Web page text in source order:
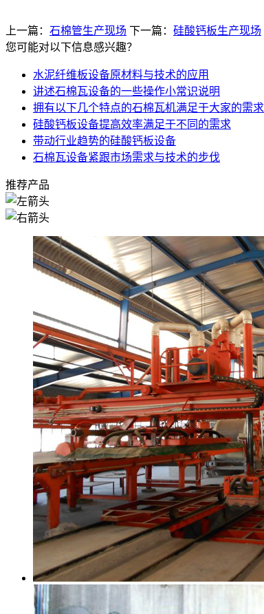
上一篇： 石棉管生产现场 下一篇： 硅酸钙板生产现场
您可能对以下信息感兴趣？
水泥纤维板设备原材料与技术的应用
讲述石棉瓦设备的一些操作小常识说明
拥有以下几个特点的石棉瓦机满足于大家的需求
硅酸钙板设备提高效率满足于不同的需求
带动行业趋势的硅酸钙板设备
石棉瓦设备紧跟市场需求与技术的步伐
推荐产品